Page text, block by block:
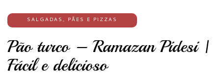
SALGADAS, PÃES E PIZZAS
Pão turco – Ramazan Pidesi |
Fácil e delicioso